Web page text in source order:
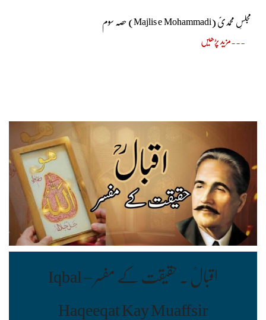
مجلسِ محمدیؐ (Majlis e Mohammadi) حصہ سوم
مزید پڑھیں
اقبالؒ ۔ حقیقت کے مفسر Iqbal –
Haqeeqat Kay Muaffsir